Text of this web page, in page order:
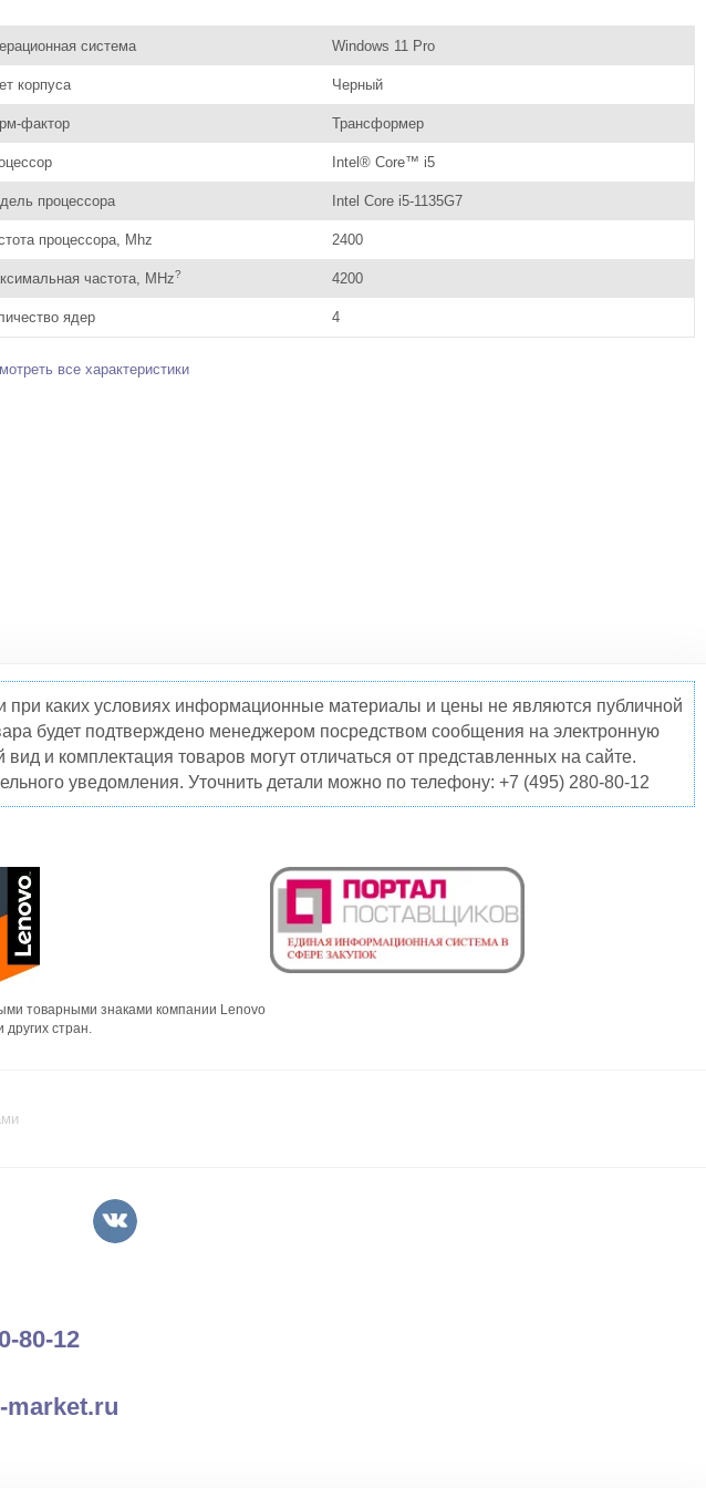
система Windows 11 Pro
корпуса Черный
фактор Трансформер
Intel® Core™ i5
процессора Intel Core i5-1135G7
процессора, Mhz 2400
частота, MHz? 4200
ядер 4
все характеристики
каких условиях информационные материалы и цены не являются публичной
будет подтверждено менеджером посредством сообщения на электронную
и комплектация товаров могут отличаться от представленных на сайте.
уведомления. Уточнить детали можно по телефону: +7 (495) 280-80-12
товарными знаками компании Lenovo
стран.
80-12
market.ru